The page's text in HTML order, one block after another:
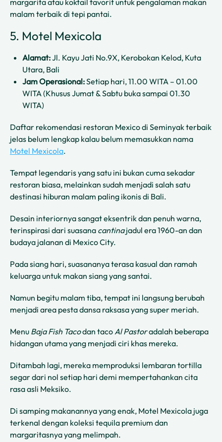
malam terbaik di tepi pantai.
5. Motel Mexicola
Alamat:Jl. Kayu Jati No.9X, Kerobokan Kelod, Kuta
Utara, Bali
Jam Operasional:Setiap hari, 11.00 WITA – 01.00
WITA (Khusus Jumat & Sabtu buka sampai 01.30
WITA)
Daftar rekomendasi restoran Mexico di Seminyak terbaik
jelas belum lengkap kalau belum memasukkan nama
Motel Mexicola.
Tempat legendaris yang satu ini bukan cuma sekadar
restoran biasa, melainkan sudah menjadi salah satu
destinasi hiburan malam paling ikonis di Bali.
Desain interiornya sangat eksentrik dan penuh warna,
terinspirasi dari suasana cantinajadul era 1960-an dan
budaya jalanan di Mexico City.
Pada siang hari, suasananya terasa kasual dan ramah
keluarga untuk makan siang yang santai.
Namun begitu malam tiba, tempat ini langsung berubah
menjadi area pesta dansa raksasa yang super meriah.
Menu Baja Fish Tacodan taco Al Pastoradalah beberapa
hidangan utama yang menjadi ciri khas mereka.
Ditambah lagi, mereka memproduksi lembaran tortilla
segar dari nol setiap hari demi mempertahankan cita
rasa asli Meksiko.
Di samping makanannya yang enak, Motel Mexicola juga
terkenal dengan koleksi tequila premium dan
margaritasnya yang melimpah.